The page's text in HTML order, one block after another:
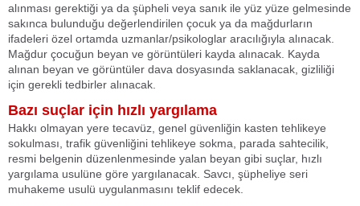
alınması gerektiği ya da şüpheli veya sanık ile yüz yüze gelmesinde
sakınca bulunduğu değerlendirilen çocuk ya da mağdurların
ifadeleri özel ortamda uzmanlar/psikologlar aracılığıyla alınacak.
Mağdur çocuğun beyan ve görüntüleri kayda alınacak. Kayda
alınan beyan ve görüntüler dava dosyasında saklanacak, gizliliği
için gerekli tedbirler alınacak.
Bazı suçlar için hızlı yargılama
Hakkı olmayan yere tecavüz, genel güvenliğin kasten tehlikeye
sokulması, trafik güvenliğini tehlikeye sokma, parada sahtecilik,
resmi belgenin düzenlenmesinde yalan beyan gibi suçlar, hızlı
yargılama usulüne göre yargılanacak. Savcı, şüpheliye seri
muhakeme usulü uygulanmasını teklif edecek.